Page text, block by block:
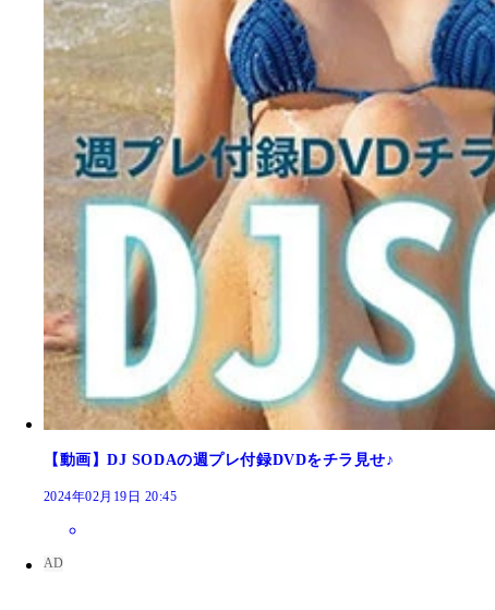
【動画】DJ SODAの週プレ付録DVDをチラ見せ♪
2024年02月19日 20:45